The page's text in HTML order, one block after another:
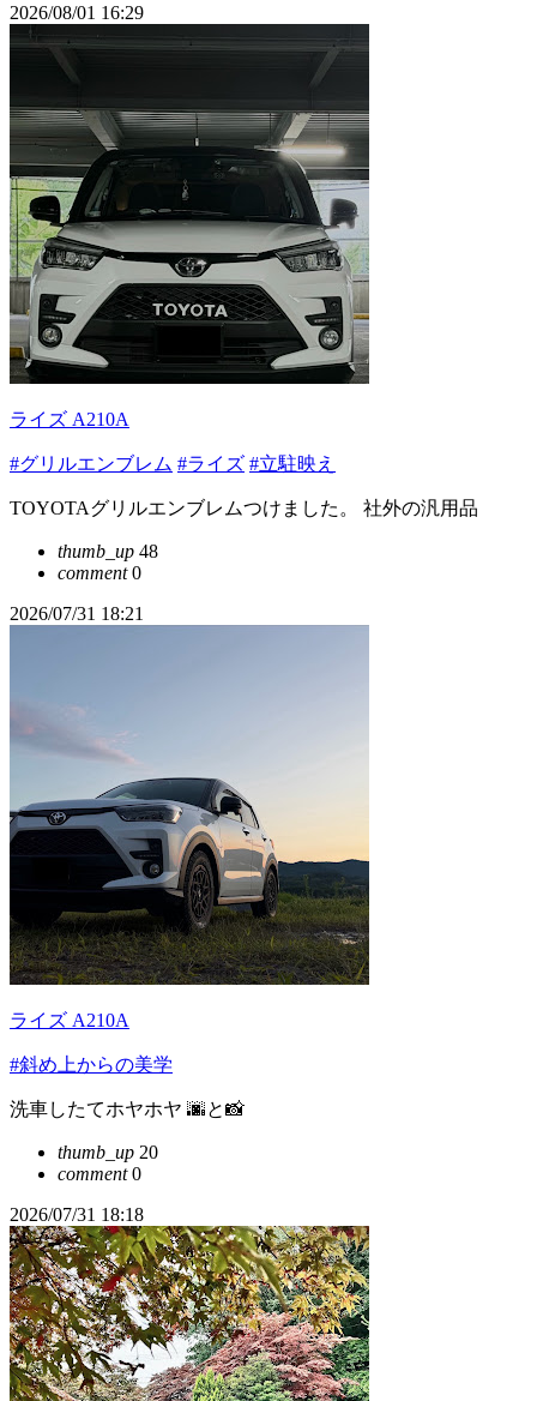
2026/08/01 16:29
ライズ A210A
#グリルエンブレム #ライズ #立駐映え
TOYOTAグリルエンブレムつけました。 社外の汎用品
thumb_up 48
comment0
2026/07/31 18:21
ライズ A210A
#斜め上からの美学
洗車したてホヤホヤ 🌆と📸
thumb_up 20
comment0
2026/07/31 18:18